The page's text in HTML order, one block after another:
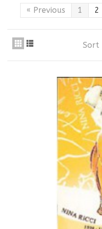
« Previous 1 2
Sort